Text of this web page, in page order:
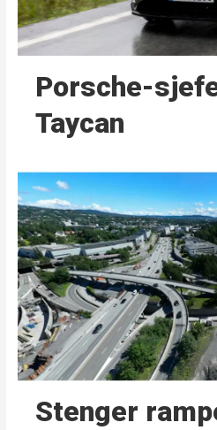
Porsche-
Taycan
Stenger